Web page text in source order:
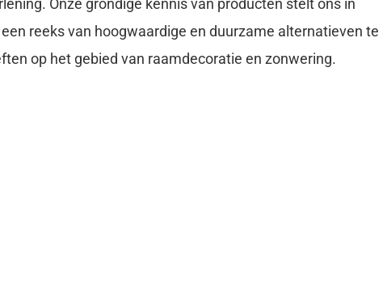
Onze grondige kennis van producten stelt ons in
reeks van hoogwaardige en duurzame alternatieven te
op het gebied van raamdecoratie en zonwering.